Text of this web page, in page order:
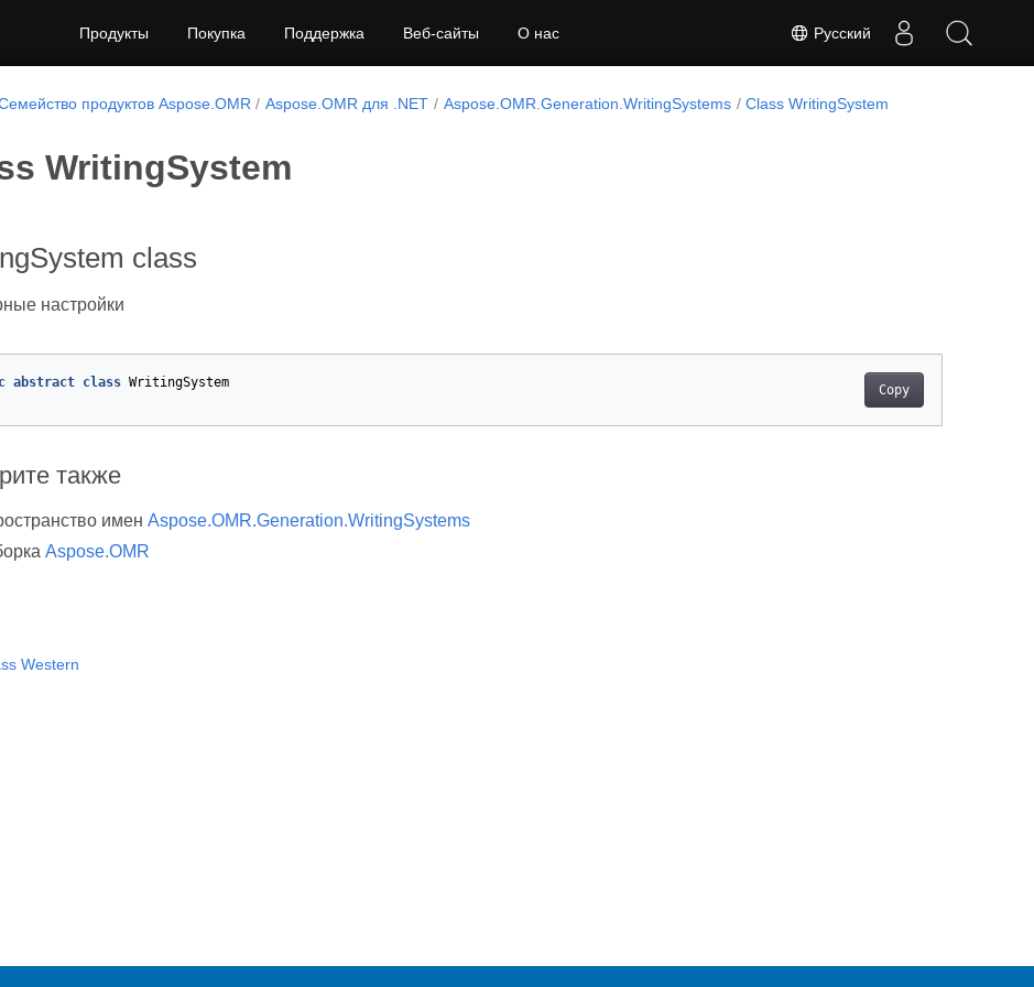
Русский
Продукты Покупка Поддержка Веб-сайты О нас
продуктов Aspose.OMR Aspose.OMR для .NET Aspose.OMR.Generation.WritingSystems Class WritingSystem
WritingSystem
class
настройки
Copy
abstract class WritingSystem
также
имен Aspose.OMR.Generation.WritingSystems
Aspose.OMR
Western